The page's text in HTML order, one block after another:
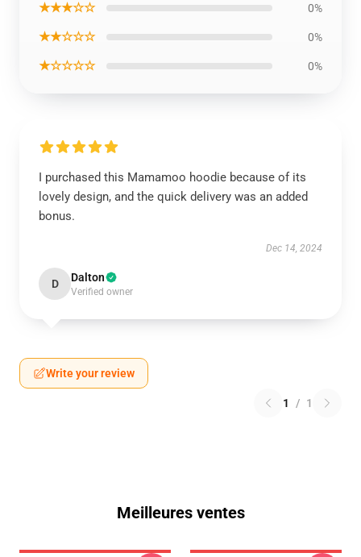
★★★☆☆ 0%
★★☆☆☆ 0%
★☆☆☆☆ 0%
I purchased this Mamamoo hoodie because of its
lovely design, and the quick delivery was an added
bonus.
Dec 14, 2024
D Dalton
Verified owner
Write your review
1 / 1
Meilleures ventes